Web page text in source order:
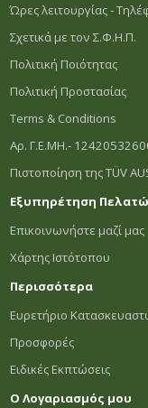
Ώρες λειτουργίας -
Σχετικά με τον Σ.Φ.Η.Π.
Πολιτική Ποιότητας
Πολιτική Προστασίας
Terms & Conditions
Αρ. Γ.Ε.ΜΗ.-
Πιστοποίηση της TÜV
Εξυπηρέτηση
Επικοινωνήστε μαζί μας
Χάρτης Ιστότοπου
Περισσότερα
Ευρετήριο
Προσφορές
Ειδικές Εκπτώσεις
Ο Λογαριασμός μου